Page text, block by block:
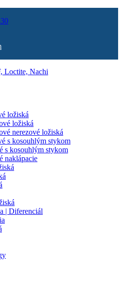
ložiská
ložiská
nerezové ložiská
s kosouhlým stykom
s kosouhlým stykom
naklápacie
| Diferenciál